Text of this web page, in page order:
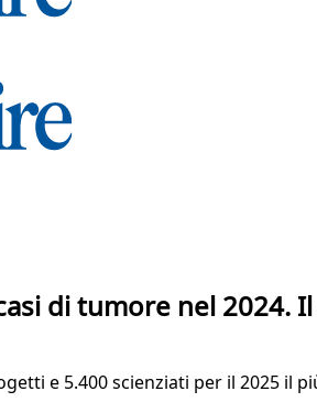
di tumore nel 2024.
e 5.400 scienziati per il 2025